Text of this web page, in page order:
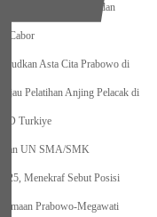
Komitmen Investasi dan
Cabor
Asta Cita Prabowo di
Pelatihan Anjing Pelacak di
Turkiye
UN SMA/SMK
Menekraf Sebut Posisi
Prabowo-Megawati